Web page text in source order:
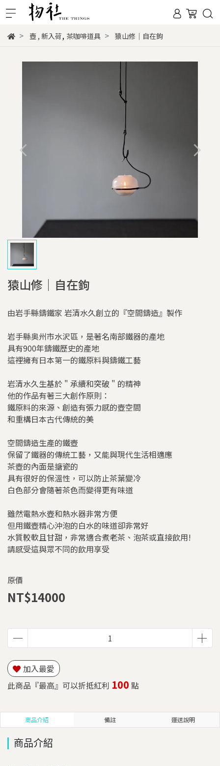
壺 , 新入荷, 茶咖啡道具 猿山修｜自在鉤
猿山修｜自在鉤
由岩手縣鑄鐵家 岩清水久創立的『空間鑄造』製作
岩手縣奥州市水沢區，是著名南部鐵器的產地
具有900年鑄鐵歷史的產地
這裡擁有日本第一的鐵原料與鑄鐵工藝
岩清水久生基於 " 承續和突破 " 的精神
他的作品有著三大創作原則：
鐵原料的來源、創造有張力感的壺空間
和重構日本古代傳統的美
空間鑄造生產的鐵壺
保留了鐵器的傳統工藝，又能與現代生活相適應
茶壺的內面是搪瓷的
具有很好的保溫性，可以防止茶葉變冷
白色部分會隨著茶色而變得更有味道
雖然電熱水壺和熱水器非常方便
但用鐵壺精心沖泡的白水的味道卻非常好
水質較軟且甘甜，非常適合煮老茶、泡茶或直接飲用!
請感受這與眾不同的飲用享受
原價
NT$14000
加入最愛
此商品『最高』可以折抵紅利 100 點
商品介紹 備註 運送說明
商品介紹